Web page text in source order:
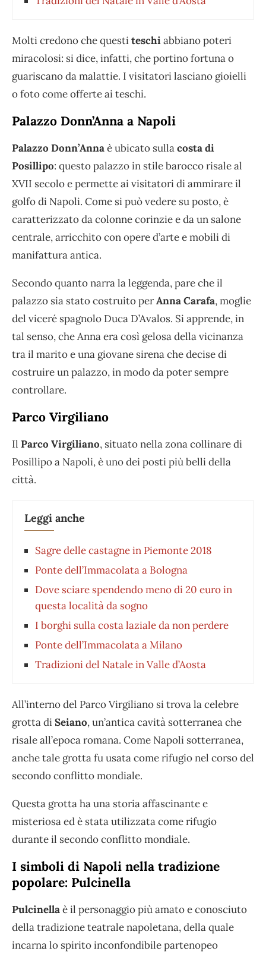
Molti credono che questiteschiabbiano poteri
miracolosi: si dice, infatti, che portino fortuna o
guariscano da malattie. I visitatori lasciano gioielli
o foto come offerte ai teschi.
Palazzo Donn’Anna a Napoli
Palazzo Donn’Annaè ubicato sullacosta di
Posillipo: questo palazzo in stile barocco risale al
XVII secolo e permette ai visitatori di ammirare il
golfo di Napoli. Come si può vedere su posto, è
caratterizzato da colonne corinzie e da un salone
centrale, arricchito con opere d’arte e mobili di
manifattura antica.
Secondo quanto narra la leggenda, pare che il
palazzo sia stato costruito perAnna Carafa, moglie
del viceré spagnolo Duca D’Avalos. Si apprende, in
tal senso, che Anna era così gelosa della vicinanza
tra il marito e una giovane sirena che decise di
costruire un palazzo, in modo da poter sempre
controllare.
Parco Virgiliano
Il Parco Virgiliano, situato nella zona collinare di
Posillipo a Napoli, è uno dei posti più belli della
città.
Leggi anche
Sagre delle castagne in Piemonte 2018
Ponte dell’Immacolata a Bologna
Dove sciare spendendo meno di 20 euro in
questa località da sogno
I borghi sulla costa laziale da non perdere
Ponte dell’Immacolata a Milano
Tradizioni del Natale in Valle d’Aosta
All’interno del Parco Virgiliano si trova la celebre
grotta diSeiano, un’antica cavità sotterranea che
risale all’epoca romana. Come Napoli sotterranea,
anche tale grotta fu usata come rifugio nel corso del
secondo conflitto mondiale.
Questa grotta ha una storia affascinante e
misteriosa ed è stata utilizzata come rifugio
durante il secondo conflitto mondiale.
I simboli di Napoli nella tradizione
popolare: Pulcinella
Pulcinellaè il personaggio più amato e conosciuto
della tradizione teatrale napoletana, della quale
incarna lo spirito inconfondibile partenopeo